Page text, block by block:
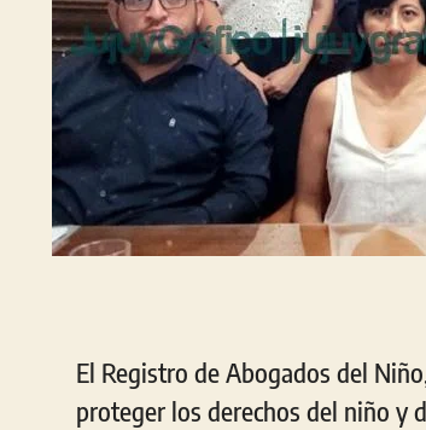
El Registro de Abogados del
proteger los derechos del niño y